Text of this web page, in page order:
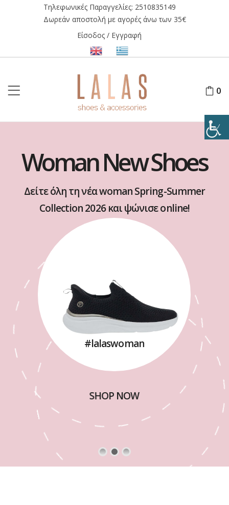
Τηλεφωνικές Παραγγελίες: 2510835149
Δωρεάν αποστολή με αγορές άνω των 35€
Είσοδος / Εγγραφή
0
Woman New Shoes
Δείτε όλη τη νέα woman Spring-Summer
Collection 2026 και ψώνισε online!
#lalaswoman
SHOP NOW